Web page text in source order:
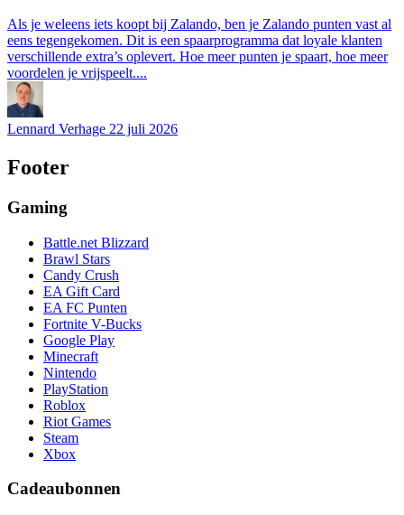
Als je weleens iets koopt bij Zalando, ben je Zalando punten vast al
eens tegengekomen. Dit is een spaarprogramma dat loyale klanten
verschillende extra’s oplevert. Hoe meer punten je spaart, hoe meer
voordelen je vrijspeelt....
Lennard Verhage 22 juli 2026
Footer
Gaming
Battle.net Blizzard
Brawl Stars
Candy Crush
EA Gift Card
EA FC Punten
Fortnite V-Bucks
Google Play
Minecraft
Nintendo
PlayStation
Roblox
Riot Games
Steam
Xbox
Cadeaubonnen